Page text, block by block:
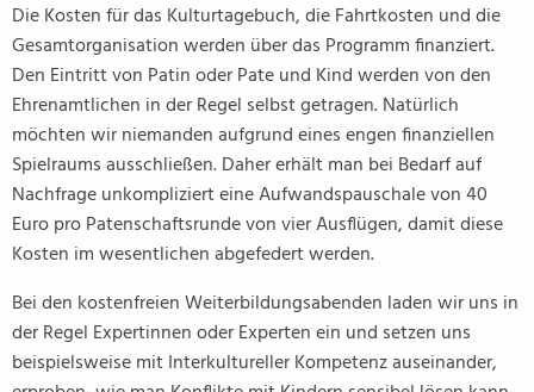
Die Kosten für das Kulturtagebuch, die Fahrtkosten und die
Gesamtorganisation werden über das Programm finanziert.
Den Eintritt von Patin oder Pate und Kind werden von den
Ehrenamtlichen in der Regel selbst getragen. Natürlich
möchten wir niemanden aufgrund eines engen finanziellen
Spielraums ausschließen. Daher erhält man bei Bedarf auf
Nachfrage unkompliziert eine Aufwandspauschale von 40
Euro pro Patenschaftsrunde von vier Ausflügen, damit diese
Kosten im wesentlichen abgefedert werden.
Bei den kostenfreien Weiterbildungsabenden laden wir uns in
der Regel Expertinnen oder Experten ein und setzen uns
beispielsweise mit Interkultureller Kompetenz auseinander,